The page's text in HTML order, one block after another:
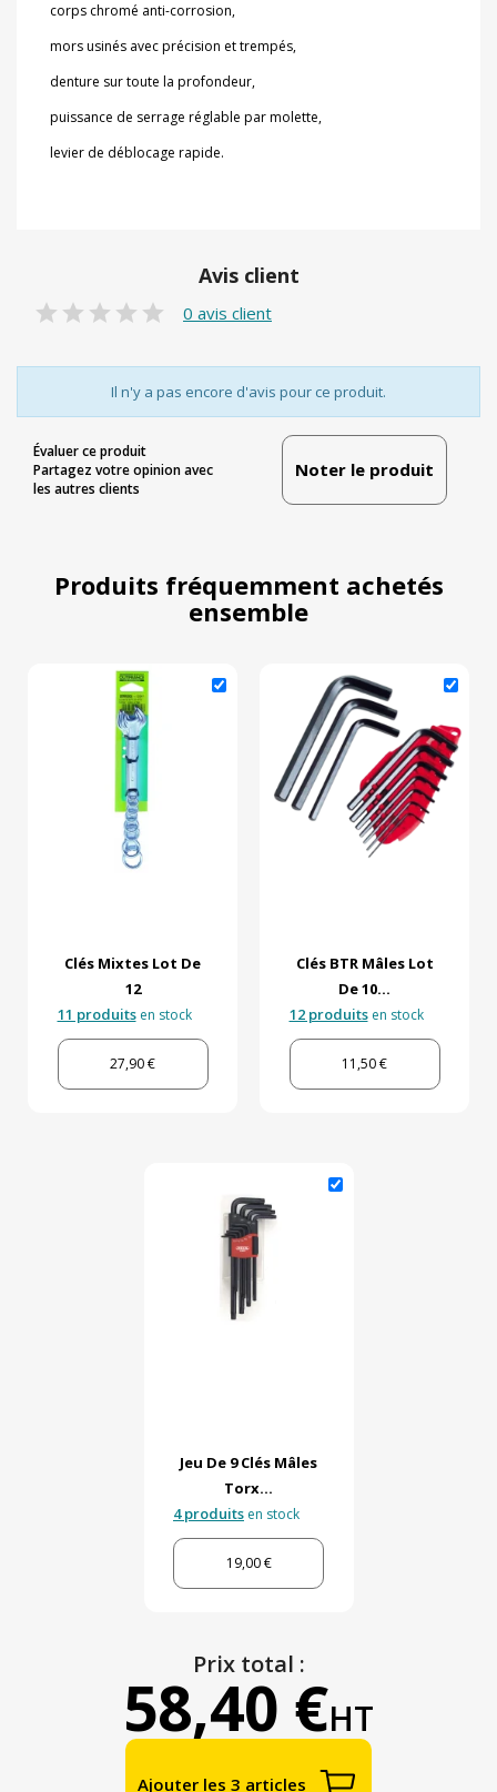
corps chromé anti-corrosion,
mors usinés avec précision et trempés,
denture sur toute la profondeur,
puissance de serrage réglable par molette,
levier de déblocage rapide.
Avis client
0 avis client
Il n'y a pas encore d'avis pour ce produit.
Évaluer ce produit
Partagez votre opinion avec
les autres clients
Noter le produit
Produits fréquemment achetés
ensemble
Clés Mixtes Lot De
12
11 produitsen stock
27,90 €
Clés BTR Mâles Lot
De 10...
12 produitsen stock
11,50 €
Jeu De 9 Clés Mâles
Torx...
4 produits en stock
19,00 €
Prix total :
58,40 €HT
Ajouter les 3 articles